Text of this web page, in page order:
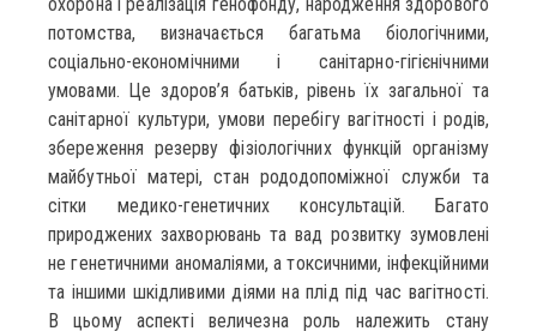
потомства, визначається багатьма біологічними,
соціально-економічними і санітарно-гігієнічними
умовами. Це здоров’я батьків, рівень їх загальної та
санітарної культури, умови перебігу вагітності і родів,
збереження резерву фізіологічних функцій організму
майбутньої матері, стан рододопоміжної служби та
сітки медико-генетичних консультацій. Багато
природжених захворювань та вад розвитку зумовлені
не генетичними аномаліями, а токсичними, інфекційними
та іншими шкідливими діями на плід під час вагітності.
В цьому аспекті величезна роль належить стану